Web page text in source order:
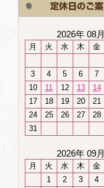
2026年 08月
月 火 水 木 金
3
4 5 6 7
10
11 12 13 14
17
18 19 20 21
24
25 26 27 28
31
2026年 09月
月 火 水 木 金
1
2 3 4